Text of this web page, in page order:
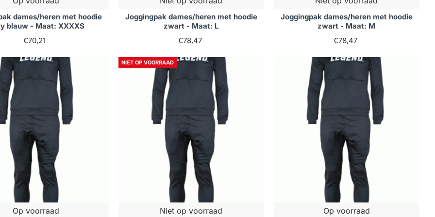
dames/heren met hoodie
blauw - Maat: XXXXS
€70,21
Joggingpak dames/heren met hoodie
zwart - Maat: L
€78,47
Joggingpak dames/heren met hoodie
zwart - Maat: M
€78,47
Op voorraad
NIET OP VOORRAAD
Niet op voorraad Op voorraad